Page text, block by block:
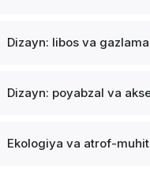
Dizayn: libos va
Dizayn: poyabzal va
Ekologiya va atrof-